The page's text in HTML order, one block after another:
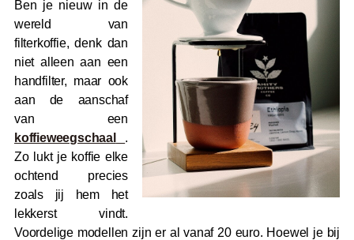
Ben je nieuw in de
wereld van
filterkoffie, denk dan
niet alleen aan een
handfilter, maar ook
aan de aanschaf
van een
koffieweegschaal
.
Zo lukt je koffie elke
ochtend precies
zoals jij hem het
lekkerst vindt.
Voordelige modellen zijn er al vanaf 20 euro. Hoewel je bij